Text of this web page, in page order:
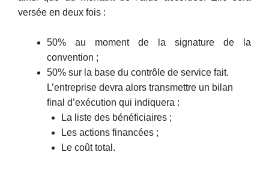
versée en deux fois :
50% au moment de la signature de la
convention ;
50% sur la base du contrôle de service fait.
L’entreprise devra alors transmettre un bilan
final d’exécution qui indiquera :
La liste des bénéficiaires ;
Les actions financées ;
Le coût total.